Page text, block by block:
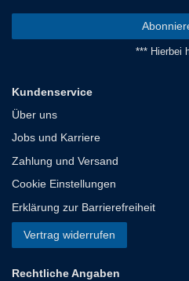
*** Hierbei
Kundenservice
Über uns
Jobs und Karriere
Zahlung und Versand
Cookie Einstellungen
Erklärung zur Barrierefreiheit
Vertrag widerrufen
Rechtliche Angaben